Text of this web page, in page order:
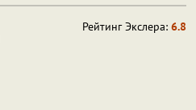
Рейтинг Экслера: 6.8